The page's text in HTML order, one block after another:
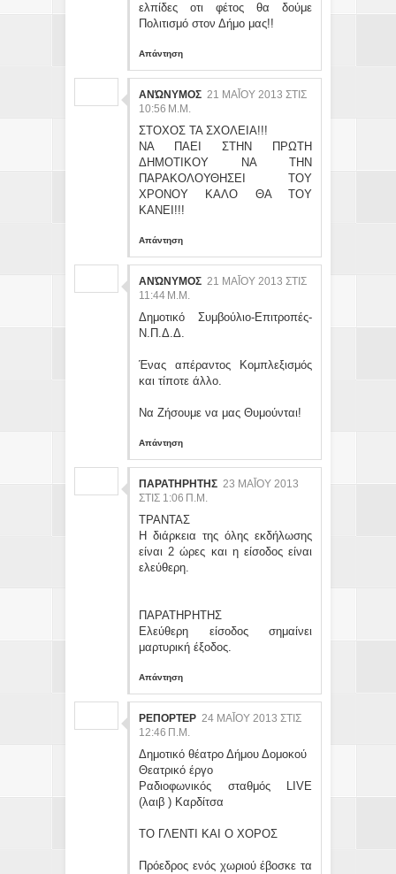
ελπίδες οτι φέτος θα δούμε
Πολιτισμό στον Δήμο μας!!
Απάντηση
ΑΝΏΝΥΜΟΣ 21 ΜΑΪ́ΟΥ 2013 ΣΤΙΣ 10
:56 Μ.Μ.
ΣΤΟΧΟΣ ΤΑ ΣΧΟΛΕΙΑ!!!
ΝΑ ΠΑΕΙ ΣΤΗΝ ΠΡΩΤΗ
ΔΗΜΟΤΙΚΟΥ ΝΑ ΤΗΝ
ΠΑΡΑΚΟΛΟΥΘΗΣΕΙ ΤΟΥ
ΧΡΟΝΟΥ ΚΑΛΟ ΘΑ ΤΟΥ
ΚΑΝΕΙ!!!
Απάντηση
ΑΝΏΝΥΜΟΣ 21 ΜΑΪ́ΟΥ 2013 ΣΤΙΣ 11
:44 Μ.Μ.
Δημοτικό Συμβούλιο-Επιτροπές-
Ν.Π.Δ.Δ.
Ένας απέραντος Κομπλεξισμός
και τίποτε άλλο.
Να Ζήσουμε να μας Θυμούνται!
Απάντηση
ΠΑΡΑΤΗΡΗΤΗΣ 23 ΜΑΪ́ΟΥ 2013 ΣΤ
ΙΣ 1:06 Π.Μ.
ΤΡΑΝΤΑΣ
Η διάρκεια της όλης εκδήλωσης
είναι 2 ώρες και η είσοδος είναι
ελεύθερη.
ΠΑΡΑΤΗΡΗΤΗΣ
Ελεύθερη είσοδος σημαίνει
μαρτυρική έξοδος.
Απάντηση
ΡΕΠΟΡΤΕΡ 24 ΜΑΪ́ΟΥ 2013 ΣΤΙΣ 12
:46 Π.Μ.
Δημοτικό θέατρο Δήμου Δομοκού
Θεατρικό έργο
Ραδιοφωνικός σταθμός LIVE
(λαιβ ) Καρδίτσα
ΤΟ ΓΛΕΝΤΙ ΚΑΙ Ο ΧΟΡΟΣ
Πρόεδρος ενός χωριού έβοσκε τα